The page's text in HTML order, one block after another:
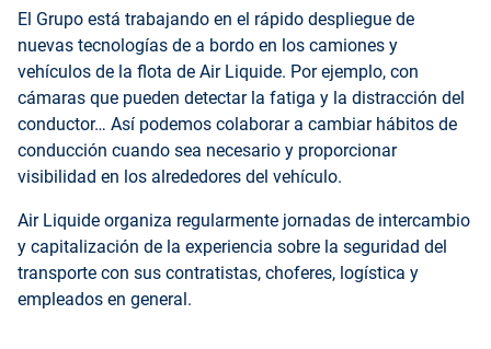
El Grupo está trabajando en el rápido despliegue de
nuevas tecnologías de a bordo en los camiones y
vehículos de la flota de Air Liquide. Por ejemplo, con
cámaras que pueden detectar la fatiga y la distracción del
conductor… Así podemos colaborar a cambiar hábitos de
conducción cuando sea necesario y proporcionar
visibilidad en los alrededores del vehículo.
Air Liquide organiza regularmente jornadas de intercambio
y capitalización de la experiencia sobre la seguridad del
transporte con sus contratistas, choferes, logística y
empleados en general.